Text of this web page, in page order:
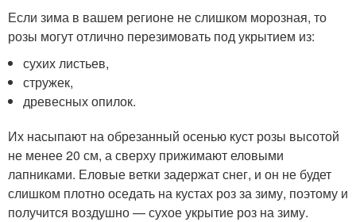
Если зима в вашем регионе не слишком морозная, то
розы могут отлично перезимовать под укрытием из:
сухих листьев,
стружек,
древесных опилок.
Их насыпают на обрезанный осенью куст розы высотой
не менее 20 см, а сверху прижимают еловыми
лапниками. Еловые ветки задержат снег, и он не будет
слишком плотно оседать на кустах роз за зиму, поэтому и
получится воздушно — сухое укрытие роз на зиму.